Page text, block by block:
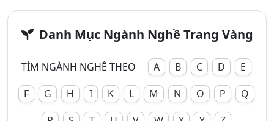
Danh Mục Ngành Nghề Trang Vàng
TÌM NGÀNH NGHỀ THEO A B C D
E
F
G H I K L M N O P
Q